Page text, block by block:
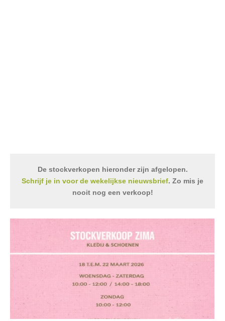
De stockverkopen hieronder zijn afgelopen.
Schrijf je in voor de wekelijkse nieuwsbrief. Zo mis je
nooit nog een verkoop!